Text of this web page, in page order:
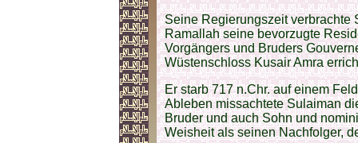
Seine Regierungszeit verbrachte
Ramallah seine bevorzugte
Vorgängers und Bruders
Wüstenschloss Kusair Amra
Er starb 717 n.Chr. auf einem
Ableben missachtete Sulaiman
Bruder und auch Sohn und
Weisheit als seinen Nachfolger,